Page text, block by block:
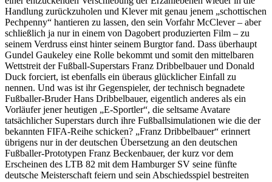
Handlung zurückzuholen und Klever mit genau jenem „schottischen
Pechpenny“ hantieren zu lassen, den sein Vorfahr McClever – aber
schließlich ja nur in einem von Dagobert produzierten Film – zu
seinem Verdruss einst hinter seinem Burgtor fand. Dass überhaupt
Gundel Gaukeley eine Rolle bekommt und somit den mittelbaren
Wettstreit der Fußball-Superstars Franz Dribbelbauer und Donald
Duck forciert, ist ebenfalls ein überaus glücklicher Einfall zu
nennen. Und was ist ihr Gegenspieler, der technisch begnadete
Fußballer-Bruder Hans Dribbelbauer, eigentlich anderes als ein
Vorläufer jener heutigen „E-Sportler“, die seltsame Avatare
tatsächlicher Superstars durch ihre Fußballsimulationen wie die der
bekannten FIFA-Reihe schicken? „Franz Dribbelbauer“ erinnert
übrigens nur in der deutschen Übersetzung an den deutschen
Fußballer-Prototypen Franz Beckenbauer, der kurz vor dem
Erscheinen des LTB 82 mit dem Hamburger SV seine fünfte
deutsche Meisterschaft feiern und sein Abschiedsspiel bestreiten